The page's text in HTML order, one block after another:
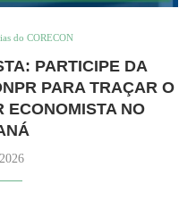
do CORECON
PARTICIPE DA
PARA TRAÇAR O
ECONOMISTA NO